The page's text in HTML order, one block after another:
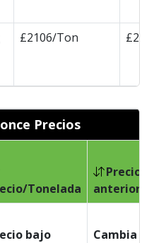
£2106/Ton
Precios
Tonelada
Precio
anterior/
bajo
Cambia